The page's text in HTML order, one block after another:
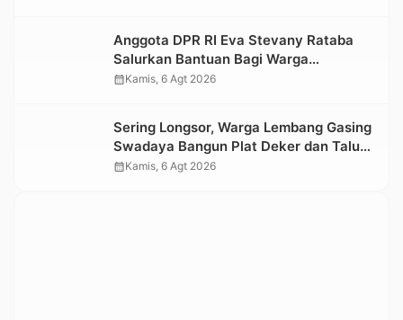
Anggota DPR RI Eva Stevany Rataba
Salurkan Bantuan Bagi Warga
Terdampak Longsor di Buntu Pepasan
calendar_monthKamis, 6 Agt 2026
Sering Longsor, Warga Lembang Gasing
Swadaya Bangun Plat Deker dan Talut
Jalan Penghubung Antar Lembang
calendar_monthKamis, 6 Agt 2026